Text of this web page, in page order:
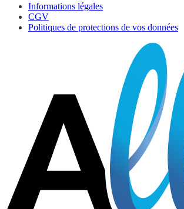
Informations légales
CGV
Politiques de protections de vos données